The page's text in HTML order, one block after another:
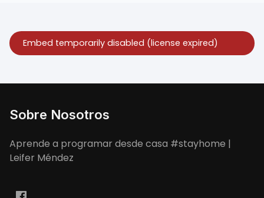
Sobre Nosotros
Aprende a programar desde casa #stayhome |
Leifer Méndez